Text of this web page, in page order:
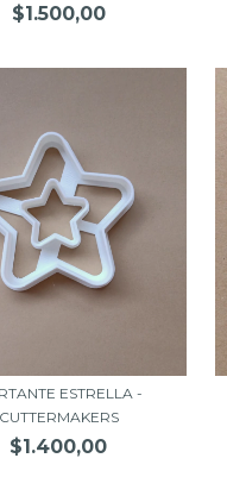
$1.500,00
ESTRELLA -
CUTTERMAKERS
$1.400,00